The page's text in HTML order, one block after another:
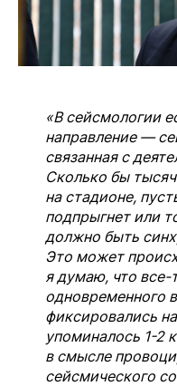
«В сейсмологии
направление —
связанная с
Сколько бы
на стадионе,
подпрыгнет или
должно быть
Это может
я думаю, что все-
одновременного
фиксировались
упоминалось 1-2
в смысле
сейсмического